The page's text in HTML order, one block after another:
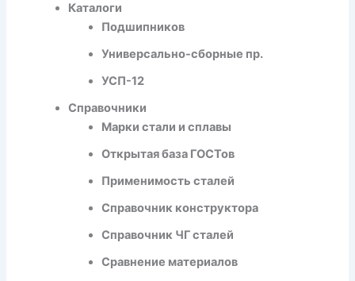
Каталоги
Подшипников
Универсально-сборные пр.
УСП-12
Справочники
Марки стали и сплавы
Открытая база ГОСТов
Применимость сталей
Справочник конструктора
Справочник ЧГ сталей
Сравнение материалов